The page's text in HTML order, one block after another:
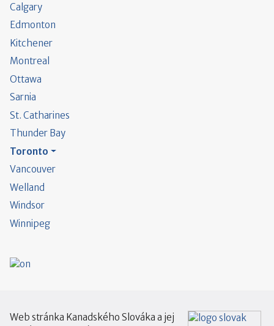
Calgary
Edmonton
Kitchener
Montreal
Ottawa
Sarnia
St. Catharines
Thunder Bay
Toronto
Vancouver
Welland
Windsor
Winnipeg
Web stránka Kanadského Slováka a jej